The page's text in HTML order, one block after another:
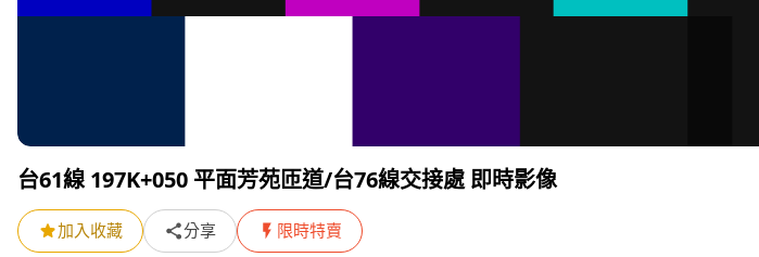
台61線 197K+050 平面芳苑匝道/台76線交接處 即時影像
加入收藏 分享 限時特賣